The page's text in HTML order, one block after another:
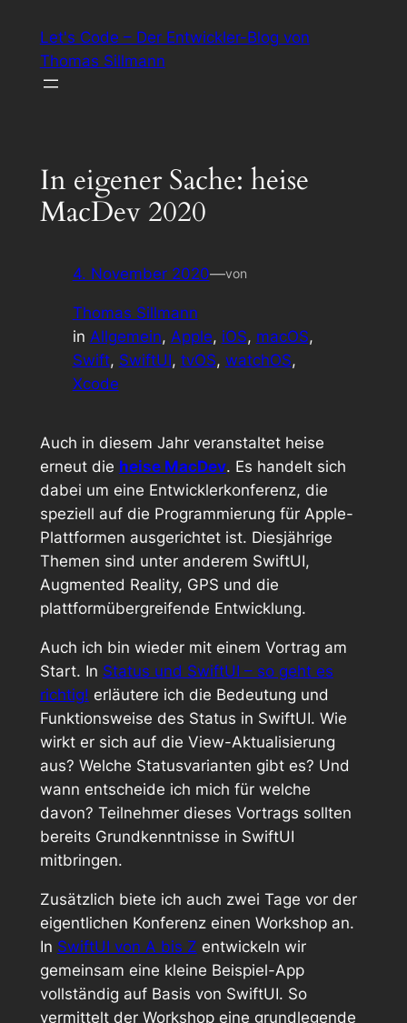
Inhalt
springen
Let's Code – Der Entwickler-Blog von
Thomas Sillmann
In eigener Sache: heise
MacDev 2020
4. November 2020—von
Thomas Sillmann
in Allgemein, Apple, iOS, macOS
Swift, SwiftUI, tvOS, watchOS
Xcode
Auch in diesem Jahr veranstaltet heise
erneut die heise MacDev. Es handelt sich
dabei um eine Entwicklerkonferenz, die
speziell auf die Programmierung für Apple-
Plattformen ausgerichtet ist. Diesjährige
Themen sind unter anderem SwiftUI,
Augmented Reality, GPS und die
plattformübergreifende Entwicklung.
Auch ich bin wieder mit einem Vortrag am
Start. In Status und SwiftUI – so geht es
richtig! erläutere ich die Bedeutung und
Funktionsweise des Status in SwiftUI. Wie
wirkt er sich auf die View-Aktualisierung
aus? Welche Statusvarianten gibt es? Und
wann entscheide ich mich für welche
davon? Teilnehmer dieses Vortrags sollten
bereits Grundkenntnisse in SwiftUI
mitbringen.
Zusätzlich biete ich auch zwei Tage vor der
eigentlichen Konferenz einen Workshop an.
In SwiftUI von A bis Z entwickeln wir
gemeinsam eine kleine Beispiel-App
vollständig auf Basis von SwiftUI. So
vermittelt der Workshop eine grundlegende